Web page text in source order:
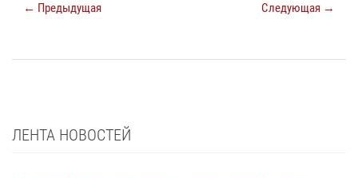
← Предыдущая Следующая →
ЛЕНТА НОВОСТЕЙ